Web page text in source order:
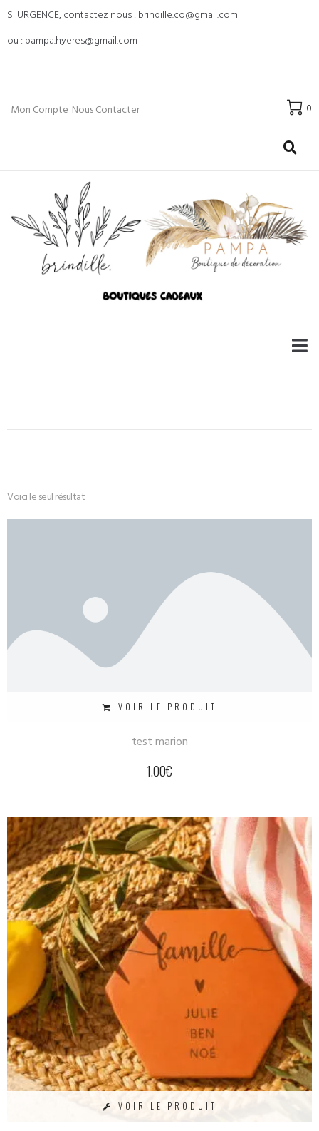
Si URGENCE, contactez nous : brindille.co@gmail.com
ou : pampa.hyeres@gmail.com
Mon Compte Nous Contacter 0
Voici le seul résultat
VOIR LE PRODUIT
test marion
1.00€
VOIR LE PRODUIT